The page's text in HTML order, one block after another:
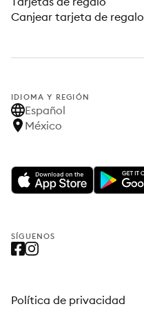
Canjear tarjeta de regalo
IDIOMA Y REGIÓN
Español
México
SÍGUENOS
Política de privacidad